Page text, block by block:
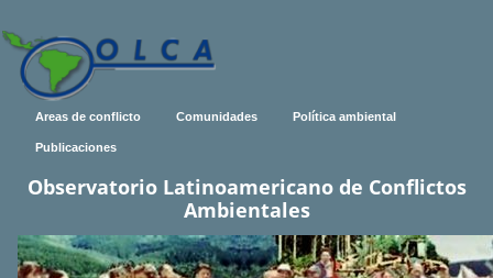
Areas de conflicto Comunidades Política ambiental
Publicaciones
Observatorio Latinoamericano de Conflictos
Ambientales